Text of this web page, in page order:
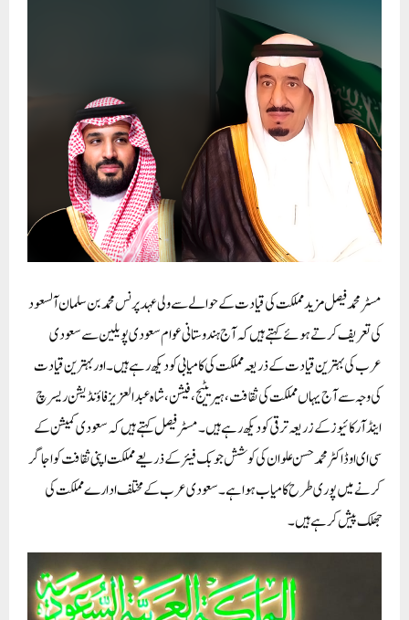
مسٹر محمد فیصل مزید مملکت کی قیادت کے حوالے سے ولی عہد پرنس محمد بن سلمان آلسعود
کی تعریف کرتے ہوئے کہتے ہیں کہ آج ہندوستانی عوام سعودی پویلین سے سعودی
عرب کی بہترین قیادت کے ذریعہ مملکت کی کامیابی کو دیکھ رہے ہیں۔اور بہترین قیادت
کی وجہ سے آج یہاں مملکت کی ثقافت،ہیریٹیج،فیشن،شاہ عبدالعزیز فاؤنڈیشن ریسرچ
اینڈ آرکائیوز کے زریعہ ترقی کو دیکھ رہے ہیں۔مسٹر فیصل کہتے ہیں کہ سعودی کمیشن کے
سی ای او ڈاکٹر محمد حسن علوان کی کوشش جو بک فیئر کے ذریعے مملکت اپنی ثقافت کو اجاگر
کرنے میں پوری طرح کامیاب ہوا ہے۔سعودی عرب کے مختلف ادارے مملکت کی
جھلک پیش کر ہے ہیں۔